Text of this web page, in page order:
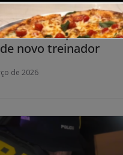
GO encara o Porto
Brasil sob pressão
novo treinador
de 2026